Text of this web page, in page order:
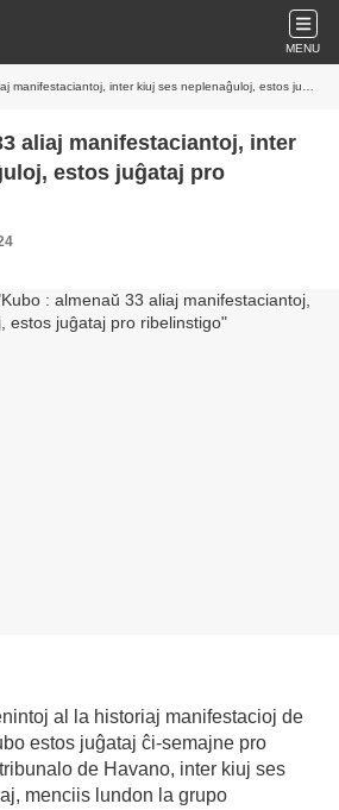
MENU
inter kiuj ses neplenaĝuloj, estos juĝataj pro ribelinstigo
aliaj manifestaciantoj, inter
estos juĝataj pro
al la historiaj manifestacioj de
estos juĝataj ĉi-semajne pro
de Havano, inter kiuj ses
menciis lundon la grupo